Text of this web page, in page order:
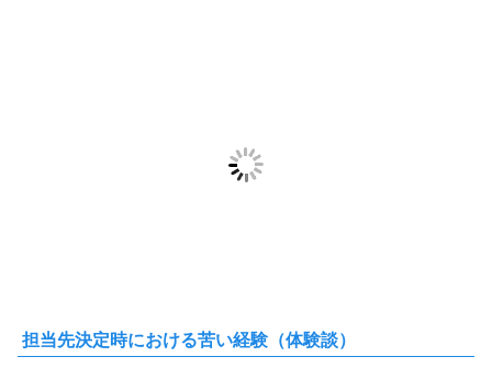
担当先決定時における苦い経験（体験談）